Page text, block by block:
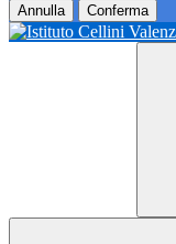
Annulla Conferma